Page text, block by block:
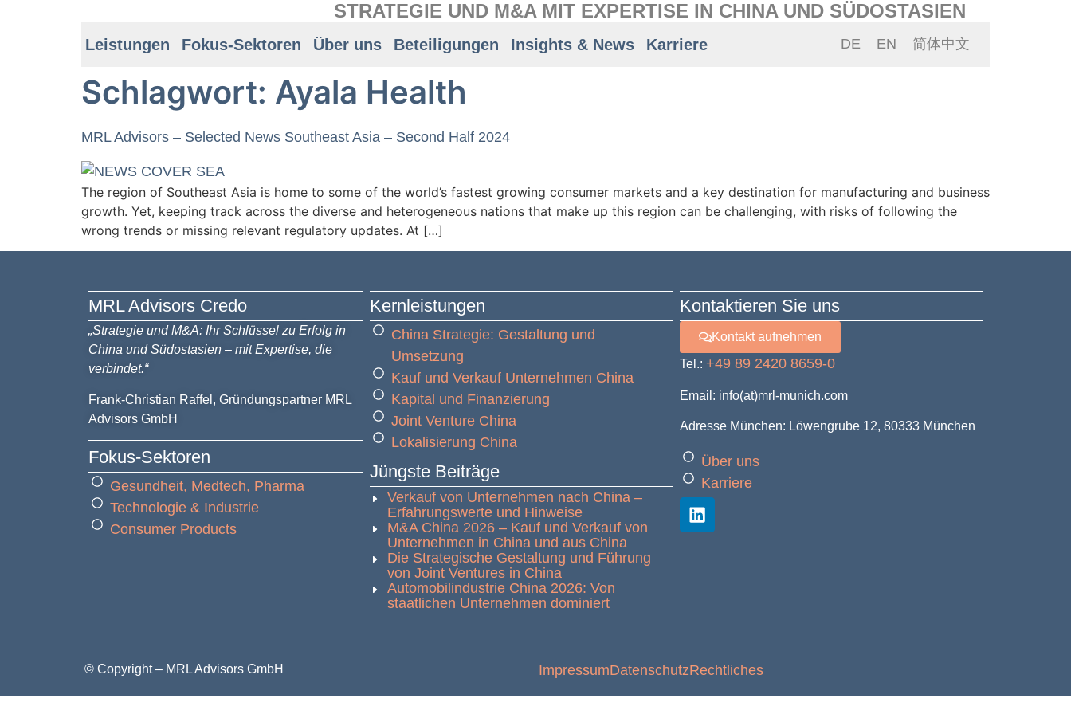
STRATEGIE UND M&A MIT EXPERTISE IN CHINA UND SÜDOSTASIEN
Leistungen Fokus-Sektoren Über uns Beteiligungen Insights & News Karriere DE EN 简体中文
Schlagwort: Ayala Health
MRL Advisors – Selected News Southeast Asia – Second Half 2024
The region of Southeast Asia is home to some of the world’s fastest growing consumer markets and a key destination for manufacturing and business
growth. Yet, keeping track across the diverse and heterogeneous nations that make up this region can be challenging, with risks of following the
wrong trends or missing relevant regulatory updates. At […]
MRL Advisors​ Credo
„Strategie und M&A: Ihr Schlüssel zu Erfolg in
China und Südostasien – mit Expertise, die
verbindet.“
Frank-Christian Raffel, Gründungspartner MRL
Advisors GmbH
Fokus-Sektoren
Gesundheit, Medtech, Pharma
Technologie & Industrie
Consumer Products
Kernleistungen
China Strategie: Gestaltung und
Umsetzung
Kauf und Verkauf Unternehmen China
Kapital und Finanzierung
Joint Venture China
Lokalisierung China
Jüngste Beiträge
Verkauf von Unternehmen nach China –
Erfahrungswerte und Hinweise
M&A China 2026 – Kauf und Verkauf von
Unternehmen in China und aus China
Die Strategische Gestaltung und Führung
von Joint Ventures in China
Automobilindustrie China 2026: Von
staatlichen Unternehmen dominiert
Kontaktieren Sie uns
Kontakt aufnehmen
Tel.: +49 89 2420 8659-0
Email: info(at)mrl-munich.com
Adresse München: Löwengrube 12, 80333 München
Über uns
Karriere
© Copyright – MRL Advisors GmbH ImpressumDatenschutzRechtliches